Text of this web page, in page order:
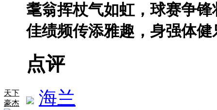
天下
豪杰
耄翁挥杖气如虹，球赛争锋
佳绩频传添雅趣，身强体健
点评
海兰